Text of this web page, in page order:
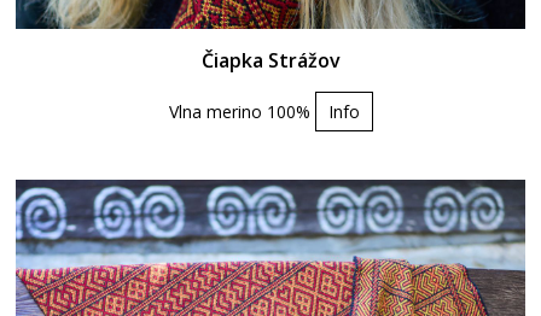
Čiapka Strážov
Vlna merino 100% Info